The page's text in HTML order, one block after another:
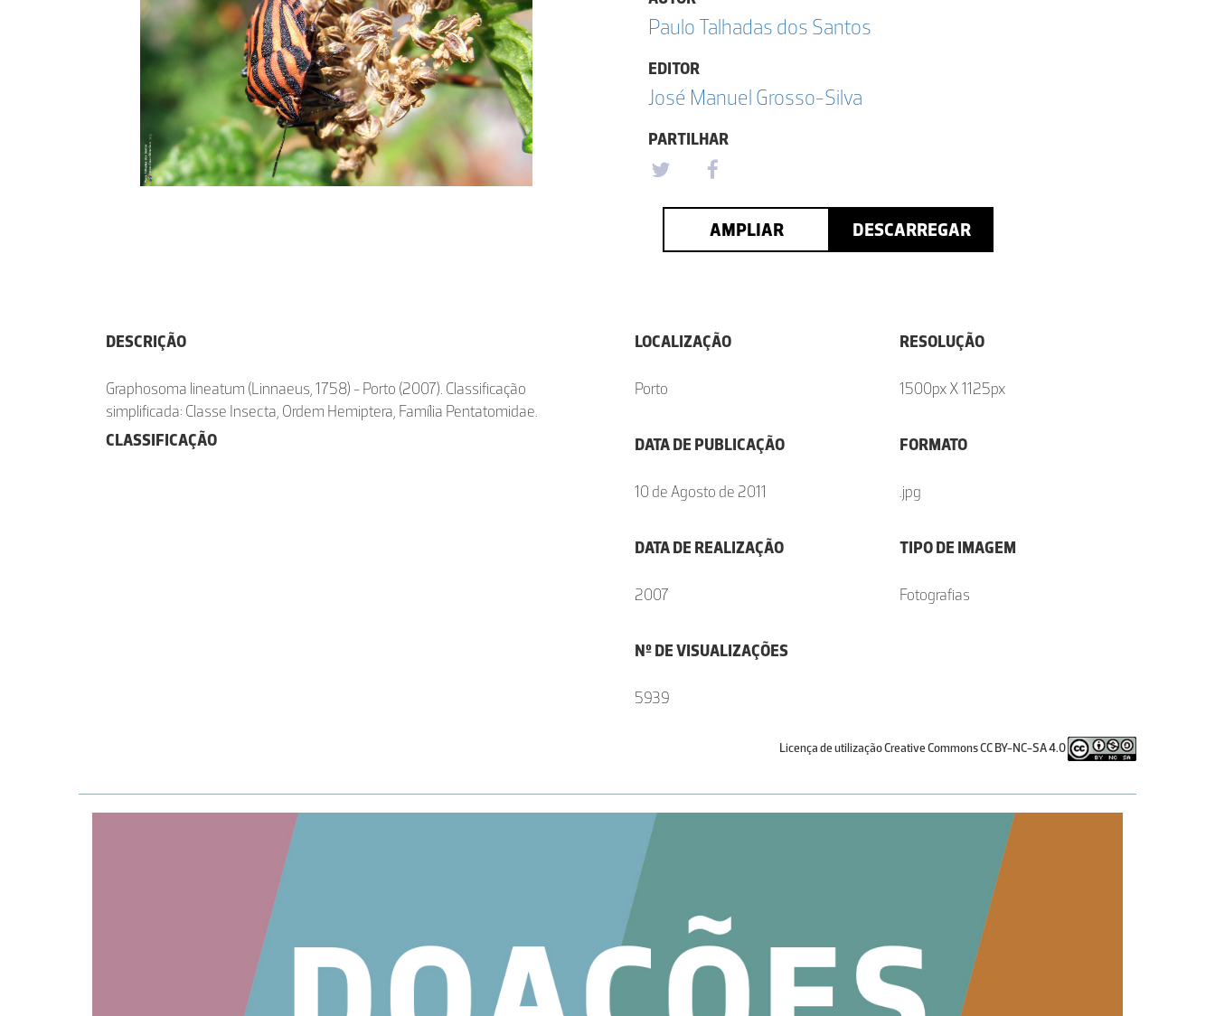
Paulo Talhadas dos Santos
EDITOR
José Manuel Grosso-Silva
PARTILHAR
AMPLIAR DESCARREGAR
DESCRIÇÃO
Graphosoma lineatum (Linnaeus, 1758) - Porto (2007). Classificação
simplificada: Classe Insecta, Ordem Hemiptera, Família Pentatomidae.
CLASSIFICAÇÃO
LOCALIZAÇÃO
Porto
DATA DE PUBLICAÇÃO
10 de Agosto de 2011
DATA DE REALIZAÇÃO
2007
Nº DE VISUALIZAÇÕES
5939
RESOLUÇÃO
1500px X 1125px
FORMATO
.jpg
TIPO DE IMAGEM
Fotografias
Licença de utilização Creative Commons CC BY-NC-SA 4.0